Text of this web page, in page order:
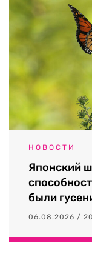
НОВОСТИ
Японский
были
06.08.2026 /